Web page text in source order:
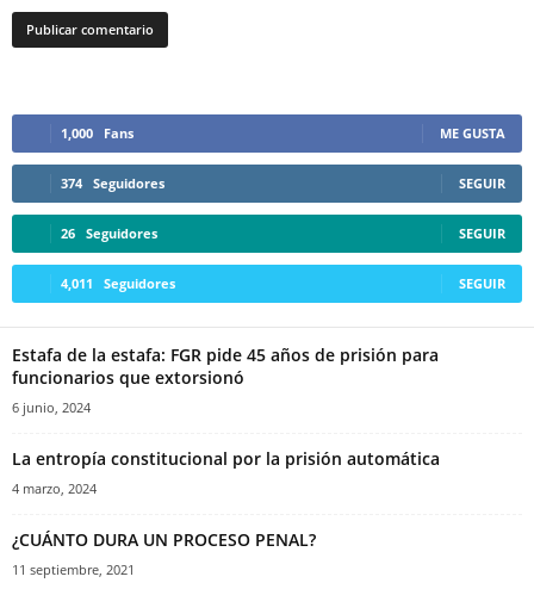
1,000 Fans ME GUSTA
374 Seguidores SEGUIR
26 Seguidores SEGUIR
4,011 Seguidores SEGUIR
Estafa de la estafa: FGR pide 45 años de prisión para
funcionarios que extorsionó
6 junio, 2024
La entropía constitucional por la prisión automática
4 marzo, 2024
¿CUÁNTO DURA UN PROCESO PENAL?
11 septiembre, 2021